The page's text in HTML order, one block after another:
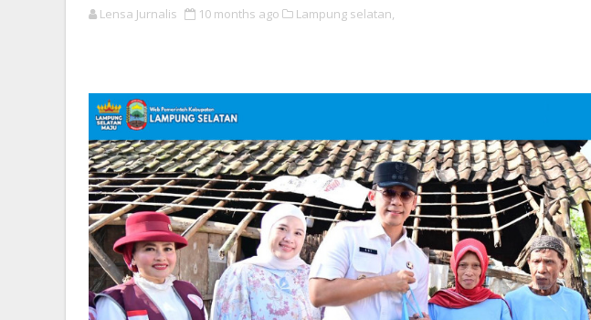
Lensa Jurnalis 10 months ago Lampung selatan,